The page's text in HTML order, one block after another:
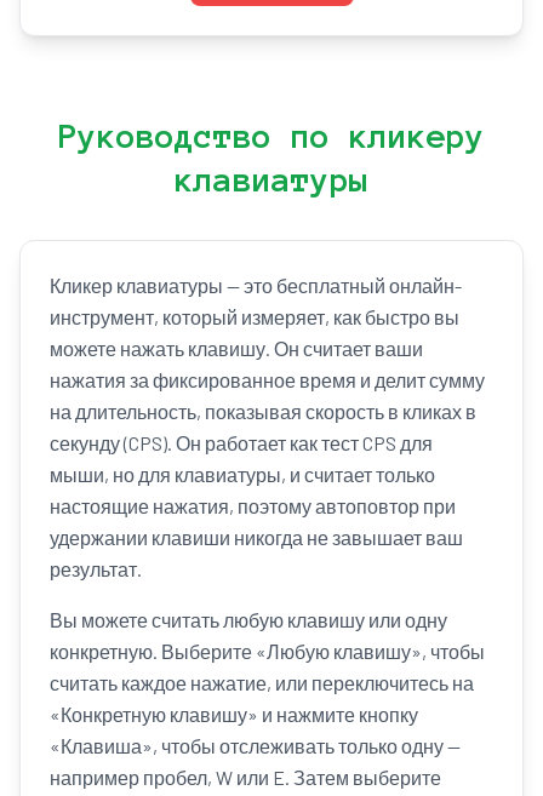
Руководство по кликеру
клавиатуры
Кликер клавиатуры — это бесплатный онлайн-
инструмент, который измеряет, как быстро вы
можете нажать клавишу. Он считает ваши
нажатия за фиксированное время и делит сумму
на длительность, показывая скорость в кликах в
секунду (CPS). Он работает как тест CPS для
мыши, но для клавиатуры, и считает только
настоящие нажатия, поэтому автоповтор при
удержании клавиши никогда не завышает ваш
результат.
Вы можете считать любую клавишу или одну
конкретную. Выберите «Любую клавишу», чтобы
считать каждое нажатие, или переключитесь на
«Конкретную клавишу» и нажмите кнопку
«Клавиша», чтобы отслеживать только одну —
например пробел, W или E. Затем выберите